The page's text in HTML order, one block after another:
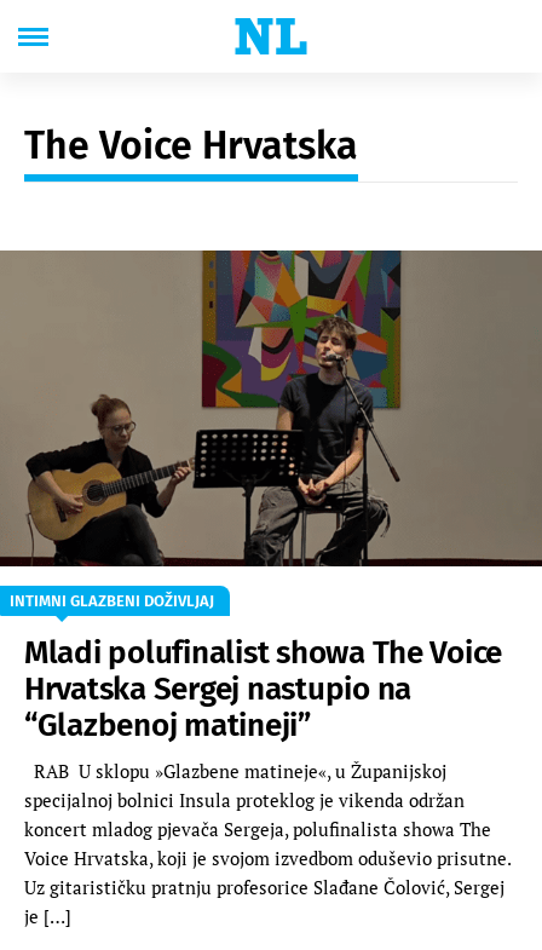
The Voice Hrvatska
INTIMNI GLAZBENI DOŽIVLJAJ
Mladi polufinalist showa The Voice
Hrvatska Sergej nastupio na
“Glazbenoj matineji”
RAB U sklopu »Glazbene matineje«, u Županijskoj
specijalnoj bolnici Insula proteklog je vikenda održan
koncert mladog pjevača Sergeja, polufinalista showa The
Voice Hrvatska, koji je svojom izvedbom oduševio prisutne.
Uz gitarističku pratnju profesorice Slađane Čolović, Sergej
je […]